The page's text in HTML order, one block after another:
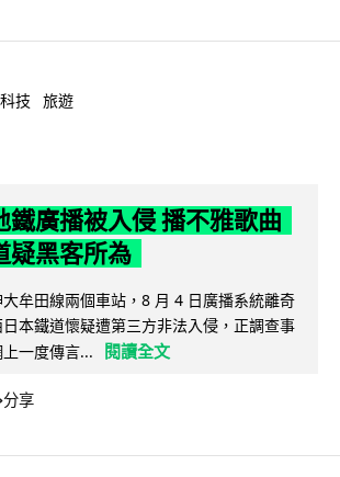
技 旅遊
鐵廣播被入侵 播不雅歌曲
疑黑客所為
牟田線兩個車站，8 月 4 日廣播系統離奇
本鐵道懷疑遭第三方非法入侵，正調查事
一度傳言...
閱讀全文
分享